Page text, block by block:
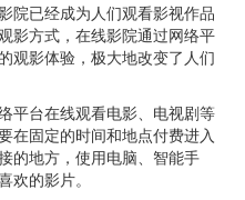
院已经成为人们观看影视作品
影方式，在线影院通过网络平
观影体验，极大地改变了人们
平台在线观看电影、电视剧等
在固定的时间和地点付费进入
的地方，使用电脑、智能手
欢的影片。